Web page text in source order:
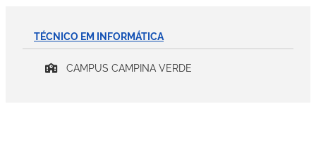
TÉCNICO EM INFORMÁTICA
CAMPUS CAMPINA VERDE